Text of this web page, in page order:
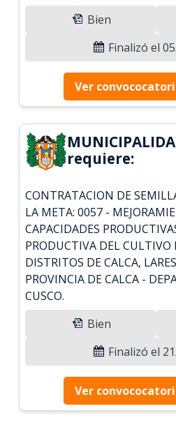
Bien
Finalizó el
Ver
requiere:
CONTRATACION DE
LA META: 0057 -
CAPACIDADES
PRODUCTIVA DEL CULTIVO
DISTRITOS DE CALCA,
PROVINCIA DE CALCA -
CUSCO.
Bien
Finalizó el
Ver